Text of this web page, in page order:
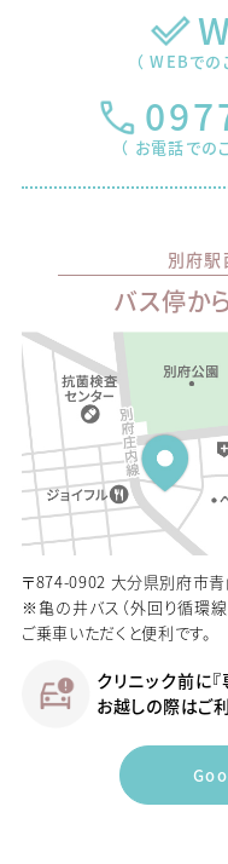
（ WEBで
（ お電話で
別府
バス停か
〒874-0902 大分県別府市
※亀の井バス（外回り循環
ご乗車いただくと便利です。
クリニック前に
お越しの際はご